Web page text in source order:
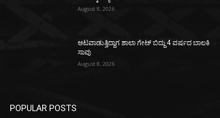
August 8, 2026
ಆಟವಾಡುತ್ತಿದ್ದಾಗ ಶಾಲಾ ಗೇಟ್‌ ಬಿದ್ದು 4 ವರ್ಷದ ಬಾಲಕಿ
ಸಾವು
August 8, 2026
POPULAR POSTS